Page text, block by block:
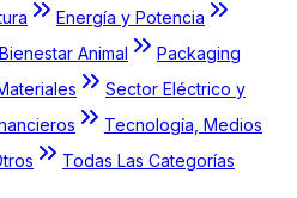
Energía y Potencia
Animal
Packaging
Sector Eléctrico y
Tecnología, Medios
Todas Las Categorías